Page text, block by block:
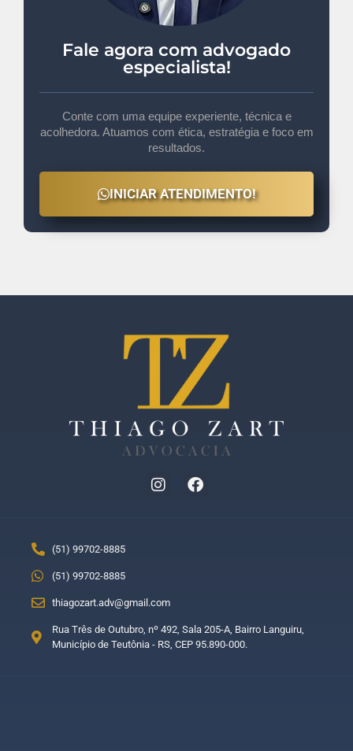
Fale agora com advogado
especialista!
Conte com uma equipe experiente, técnica e
acolhedora. Atuamos com ética, estratégia e foco em
resultados.
INICIAR ATENDIMENTO!
(51) 99702-8885
(51) 99702-8885
thiagozart.adv@gmail.com
Rua Três de Outubro, nº 492, Sala 205-A, Bairro Languiru,
Município de Teutônia - RS, CEP 95.890-000.